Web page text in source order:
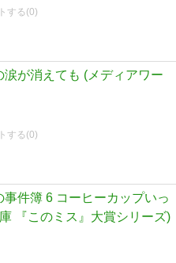
する(0)
が消えても (メディアワー
する(0)
件簿 6 コーヒーカップいっ
『このミス』大賞シリーズ)